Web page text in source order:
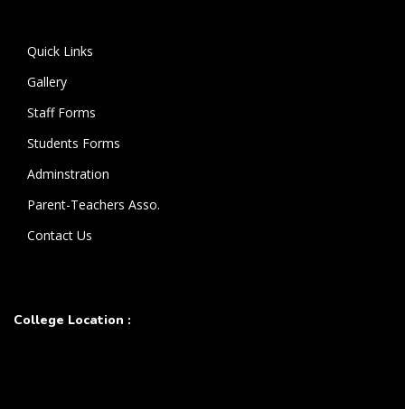
Quick Links
Gallery
Staff Forms
Students Forms
Adminstration
Parent-Teachers Asso.
Contact Us
College Location :